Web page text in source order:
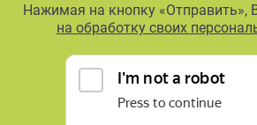
Нажимая на кнопку «Отправить»,
на обработку своих